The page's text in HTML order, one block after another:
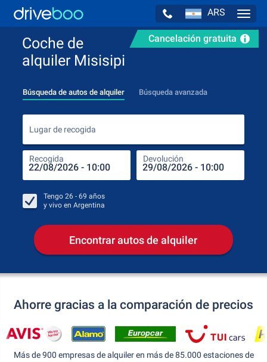
ARS
Cancelación gratuita
Coche de
alquiler Misisipi
Búsqueda de autos de alquiler Búsqueda avanzada
Lugar de recogida
Recogida Devolución
Tengo 26 - 69 años
y vivo en Argentina
Encontrar autos de alquiler
Ahorre gracias a la comparación de precios
Más de 900 empresas de alquiler en más de 85.000 estaciones de